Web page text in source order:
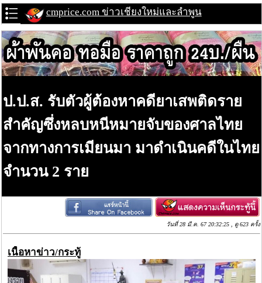
cmprice.com ข่าวเชียงใหม่และลำพูน
ป.ป.ส. รับตัวผู้ต้องหาคดียาเสพติดราย
สำคัญซึ่งหลบหนีหมายจับของศาลไทย
จากทางการเมียนมา มาดำเนินคดีในไทย
จำนวน 2 ราย
วันที่ 28 มี.ค. 67 20:32:25 , ดู 623 ครั้ง
เนื้อหาข่าว/กระทู้